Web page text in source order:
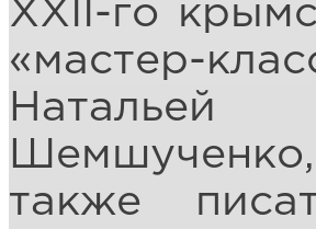
ХХII-го
«мастер-
также